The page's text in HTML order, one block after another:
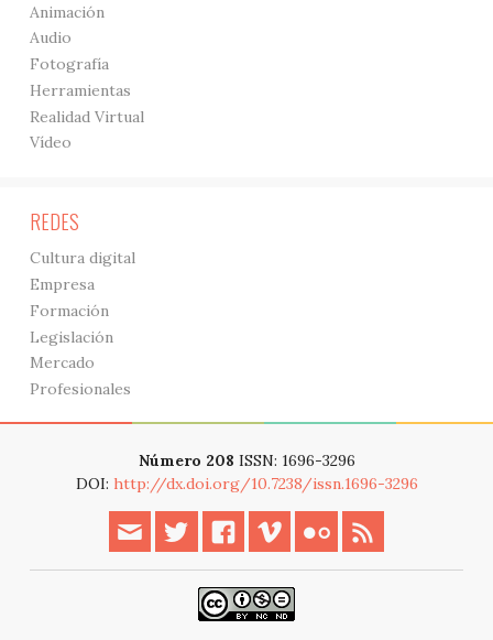
Animación
Audio
Fotografía
Herramientas
Realidad Virtual
Vídeo
REDES
Cultura digital
Empresa
Formación
Legislación
Mercado
Profesionales
Número 208 ISSN: 1696-3296
DOI: http://dx.doi.org/10.7238/issn.1696-3296